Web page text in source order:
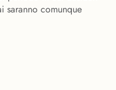
saranno comunque